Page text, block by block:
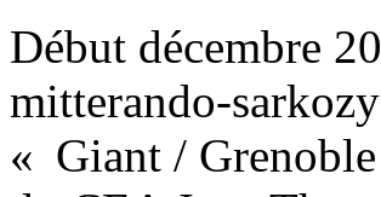
Début décembre
mitterando-
« Giant /